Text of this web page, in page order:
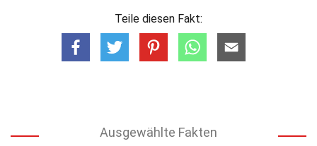
Teile diesen Fakt:
Ausgewählte Fakten